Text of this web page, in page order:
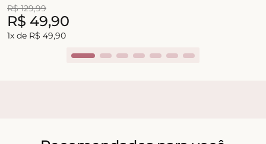
R$ 129,99
R$ 49,90
1x de R$ 49,90